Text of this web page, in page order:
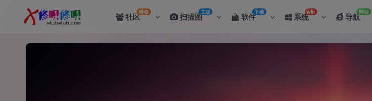
社区维修 扫描图主板 软件下载 系统win 导航网址